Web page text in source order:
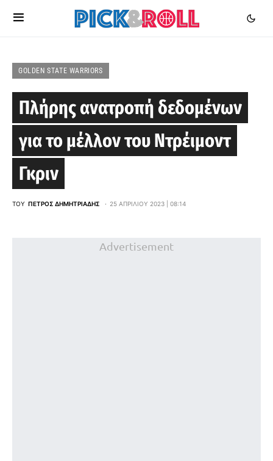
GOLDEN STATE WARRIORS
Πλήρης ανατροπή δεδομένων
για το μέλλον του Ντρέιμοντ
Γκριν
ΤΟΥ ΠΈΤΡΟΣ ΔΗΜΗΤΡΙΆΔΗΣ 25 ΑΠΡΙΛΊΟΥ 2023 | 08:14
Advertisement